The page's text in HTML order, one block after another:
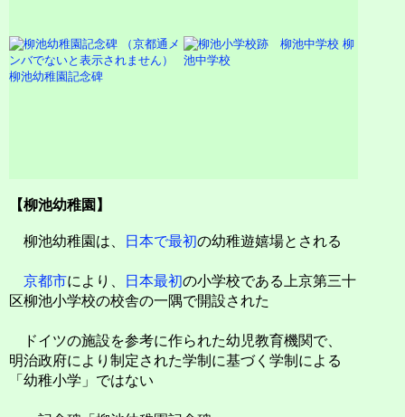
柳池幼稚園記念碑
柳
池中学校
【柳池幼稚園】
柳池幼稚園は、 日本で最初の幼稚遊嬉場とされる
京都市により、 日本最初の小学校である上京第三十
区柳池小学校の校舎の一隅で開設された
ドイツの施設を参考に作られた幼児教育機関で、
明治政府により制定された学制に基づく学制による
「幼稚小学」ではない